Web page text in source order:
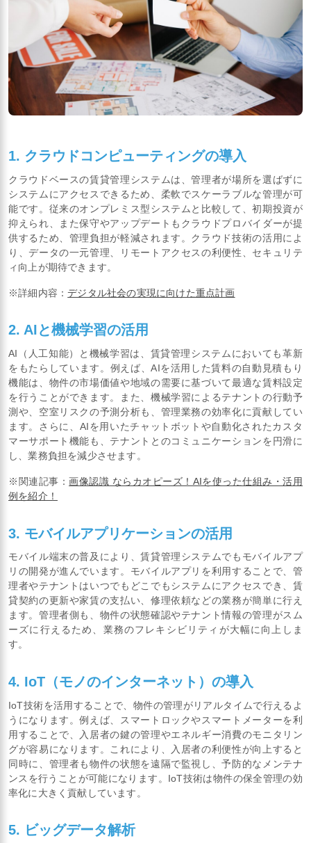
1. クラウドコンピューティングの導入
クラウドベースの賃貸管理システムは、管理者が場所を選ばずに
システムにアクセスできるため、柔軟でスケーラブルな管理が可
能です。従来のオンプレミス型システムと比較して、初期投資が
抑えられ、また保守やアップデートもクラウドプロバイダーが提
供するため、管理負担が軽減されます。クラウド技術の活用によ
り、データの一元管理、リモートアクセスの利便性、セキュリテ
ィ向上が期待できます。
※詳細内容：デジタル社会の実現に向けた重点計画
2. AIと機械学習の活用
AI（人工知能）と機械学習は、賃貸管理システムにおいても革新
をもたらしています。例えば、AIを活用した賃料の自動見積もり
機能は、物件の市場価値や地域の需要に基づいて最適な賃料設定
を行うことができます。また、機械学習によるテナントの行動予
測や、空室リスクの予測分析も、管理業務の効率化に貢献してい
ます。さらに、AIを用いたチャットボットや自動化されたカスタ
マーサポート機能も、テナントとのコミュニケーションを円滑に
し、業務負担を減少させます。
※関連記事：画像認識 ならカオピーズ！AIを使った仕組み・活用
例を紹介！
3. モバイルアプリケーションの活用
モバイル端末の普及により、賃貸管理システムでもモバイルアプ
リの開発が進んでいます。モバイルアプリを利用することで、管
理者やテナントはいつでもどこでもシステムにアクセスでき、賃
貸契約の更新や家賃の支払い、修理依頼などの業務が簡単に行え
ます。管理者側も、物件の状態確認やテナント情報の管理がスム
ーズに行えるため、業務のフレキシビリティが大幅に向上しま
す。
4. IoT（モノのインターネット）の導入
IoT技術を活用することで、物件の管理がリアルタイムで行えるよ
うになります。例えば、スマートロックやスマートメーターを利
用することで、入居者の鍵の管理やエネルギー消費のモニタリン
グが容易になります。これにより、入居者の利便性が向上すると
同時に、管理者も物件の状態を遠隔で監視し、予防的なメンテナ
ンスを行うことが可能になります。IoT技術は物件の保全管理の効
率化に大きく貢献しています。
5. ビッグデータ解析